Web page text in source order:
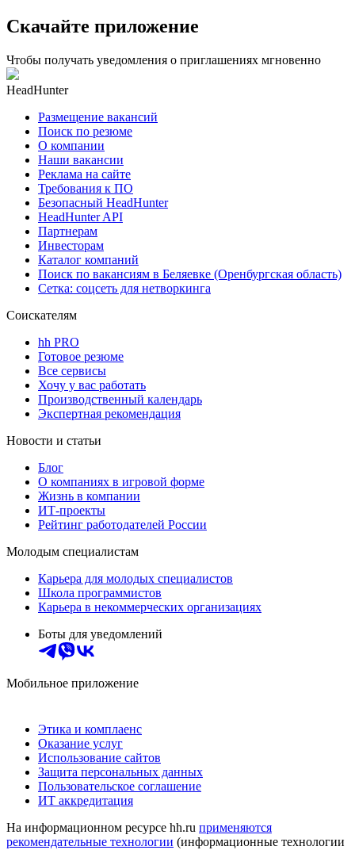
Скачайте приложение
Чтобы получать уведомления о приглашениях мгновенно
HeadHunter
Размещение вакансий
Поиск по резюме
О компании
Наши вакансии
Реклама на сайте
Требования к ПО
Безопасный HeadHunter
HeadHunter API
Партнерам
Инвесторам
Каталог компаний
Поиск по вакансиям в Беляевке (Оренбургская область)
Сетка: соцсеть для нетворкинга
Соискателям
hh PRO
Готовое резюме
Все сервисы
Хочу у вас работать
Производственный календарь
Экспертная рекомендация
Новости и статьи
Блог
О компаниях в игровой форме
Жизнь в компании
ИТ-проекты
Рейтинг работодателей России
Молодым специалистам
Карьера для молодых специалистов
Школа программистов
Карьера в некоммерческих организациях
Боты для уведомлений
Мобильное приложение
Этика и комплаенс
Оказание услуг
Использование сайтов
Защита персональных данных
Пользовательское соглашение
ИТ аккредитация
На информационном ресурсе hh.ru применяются
рекомендательные технологии (информационные технологии